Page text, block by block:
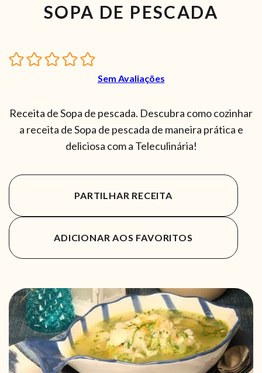
SOPA DE PESCADA
Sem Avaliações
Receita de Sopa de pescada. Descubra como cozinhar
a receita de Sopa de pescada de maneira prática e
deliciosa com a Teleculinária!
PARTILHAR RECEITA
ADICIONAR AOS FAVORITOS